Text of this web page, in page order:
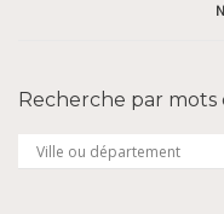
Recherche par mots